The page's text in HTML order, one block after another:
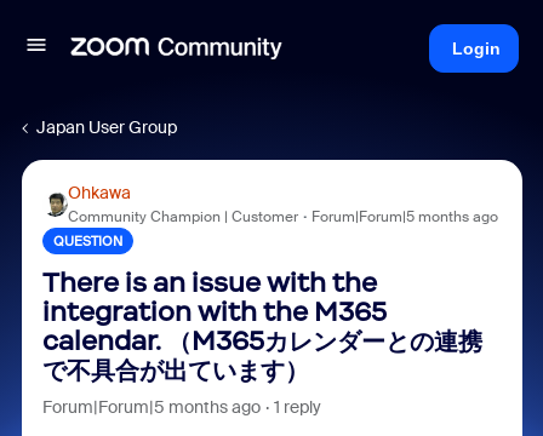
Login
Japan User Group
Ohkawa
Community Champion | Customer Forum|Forum|5 months ago
QUESTION
There is an issue with the
integration with the M365
calendar. （M365カレンダーとの連携
で不具合が出ています）
Forum|Forum|5 months ago 1 reply